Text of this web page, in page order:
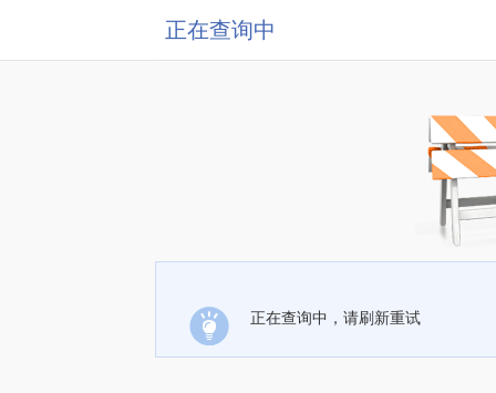
正在查询中
正在查询中，请刷新重试